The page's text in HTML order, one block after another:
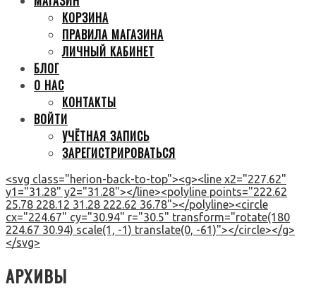
КОРЗИНА
ПРАВИЛА МАГАЗИНА
ЛИЧНЫЙ КАБИНЕТ
БЛОГ
О НАС
КОНТАКТЫ
ВОЙТИ
УЧЁТНАЯ ЗАПИСЬ
ЗАРЕГИСТРИРОВАТЬСЯ
<svg class="herion-back-to-top"><g><line x2="227.62"
y1="31.28" y2="31.28"></line><polyline points="222.62
25.78 228.12 31.28 222.62 36.78"></polyline><circle
cx="224.67" cy="30.94" r="30.5" transform="rotate(180
224.67 30.94) scale(1, -1) translate(0, -61)"></circle></g>
</svg>
АРХИВЫ